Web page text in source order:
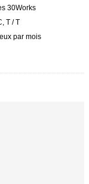
30Works
T / T
par mois